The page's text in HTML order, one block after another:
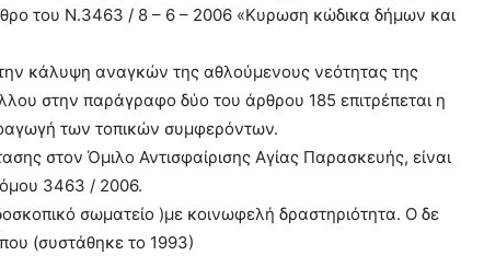
του Ν.3463 / 8 – 6 – 2006 «Κυρωση κώδικα δήμων και
κάλυψη αναγκών της αθλούμενους νεότητας της
στην παράγραφο δύο του άρθρου 185 επιτρέπεται η
των τοπικών συμφερόντων.
στον Όμιλο Αντισφαίρισης Αγίας Παρασκευής, είναι
3463 / 2006.
σωματείο )με κοινωφελή δραστηριότητα. Ο δε
(συστάθηκε το 1993)